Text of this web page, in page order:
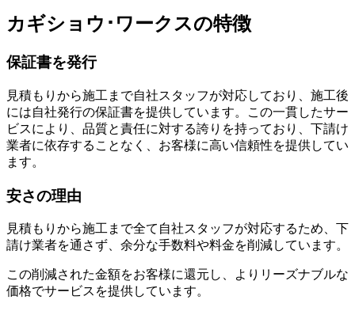
カギショウ･ワークスの特徴
保証書を発行
見積もりから施工まで自社スタッフが対応しており、施工後
には自社発行の保証書を提供しています。この一貫したサー
ビスにより、品質と責任に対する誇りを持っており、下請け
業者に依存することなく、お客様に高い信頼性を提供してい
ます。
安さの理由
見積もりから施工まで全て自社スタッフが対応するため、下
請け業者を通さず、余分な手数料や料金を削減しています。
この削減された金額をお客様に還元し、よりリーズナブルな
価格でサービスを提供しています。